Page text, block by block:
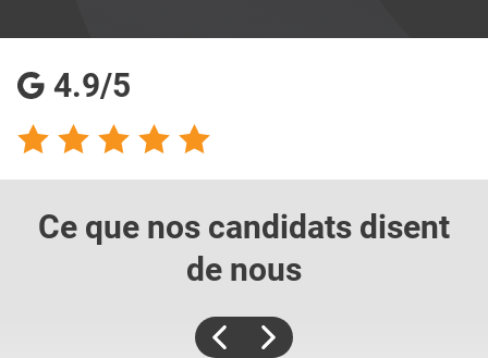
4.9/5
Ce que nos candidats disent
de nous